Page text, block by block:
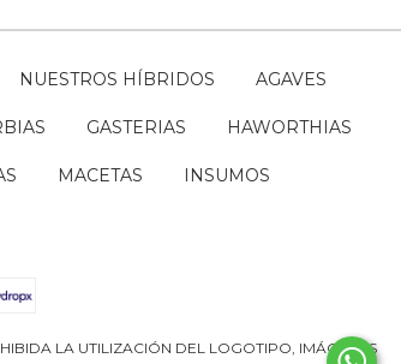
NUESTROS HÍBRIDOS AGAVES
GASTERIAS HAWORTHIAS
MACETAS INSUMOS
LA UTILIZACIÓN DEL LOGOTIPO, IMÁGENES